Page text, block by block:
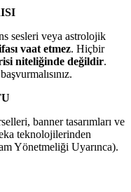
sesleri veya astrolojik
vaat etmez. Hiçbir
niteliğinde değildir.
banner tasarımları ve
teknolojilerinden
Yönetmeliği Uyarınca).